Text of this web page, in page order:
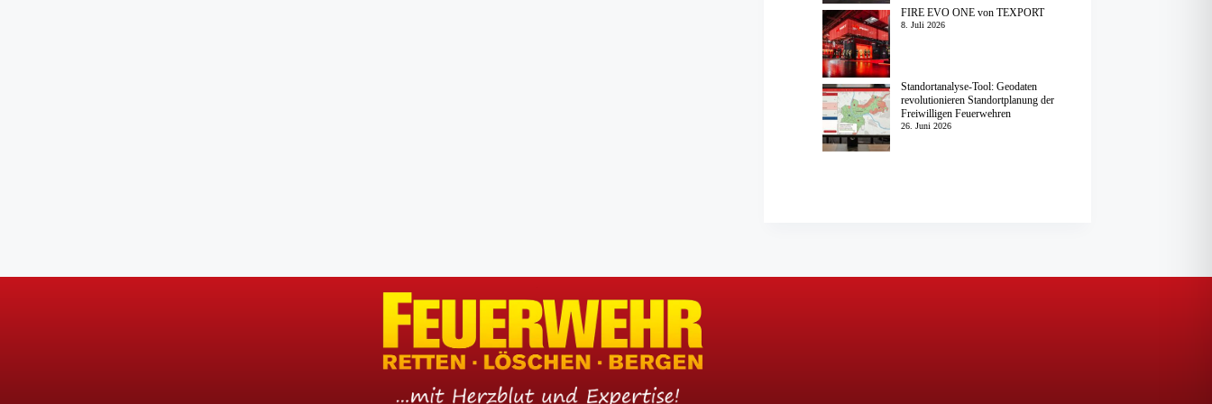
FIRE EVO ONE von TEXPORT
8. Juli 2026
Standortanalyse-Tool: Geodaten
revolutionieren Standortplanung der
Freiwilligen Feuerwehren
26. Juni 2026